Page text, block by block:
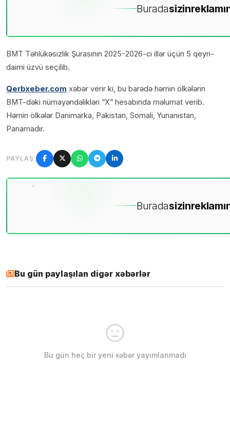
Buradasizin
BMT Təhlükəsizlik Şurasının 2025-2026-cı illər üçün 5 qeyri-
daimi üzvü seçilib.
Qerbxeber.com xəbər verir ki, bu barədə həmin ölkələrin
BMT-dəki nümayəndəlikləri “X” hesabında məlumat verib.
Həmin ölkələr Danimarka, Pakistan, Somali, Yunanıstan,
Panamadır.
PAYLAŞ
Buradasizin
Bu gün paylaşılan digər xəbərlər
Bu gün heç bir yeni xəbər yayımlanmadı